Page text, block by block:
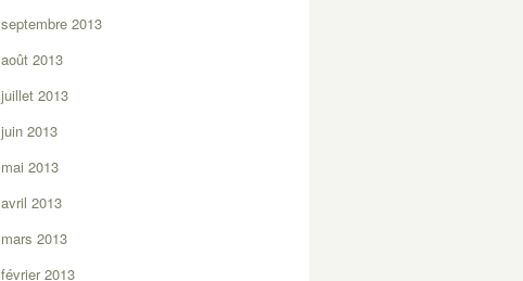
septembre 2013
août 2013
juillet 2013
juin 2013
mai 2013
avril 2013
mars 2013
février 2013